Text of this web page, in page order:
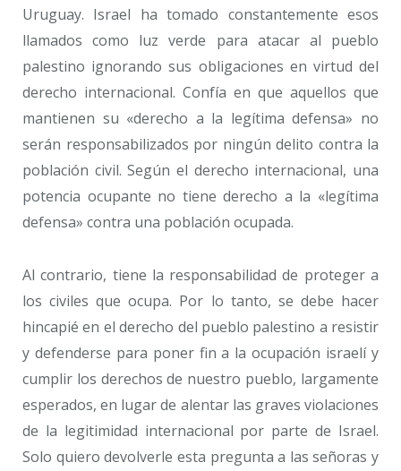
Uruguay. Israel ha tomado constantemente esos
llamados como luz verde para atacar al pueblo
palestino ignorando sus obligaciones en virtud del
derecho internacional. Confía en que aquellos que
mantienen su «derecho a la legítima defensa» no
serán responsabilizados por ningún delito contra la
población civil. Según el derecho internacional, una
potencia ocupante no tiene derecho a la «legítima
defensa» contra una población ocupada.
Al contrario, tiene la responsabilidad de proteger a
los civiles que ocupa. Por lo tanto, se debe hacer
hincapié en el derecho del pueblo palestino a resistir
y defenderse para poner fin a la ocupación israelí y
cumplir los derechos de nuestro pueblo, largamente
esperados, en lugar de alentar las graves violaciones
de la legitimidad internacional por parte de Israel.
Solo quiero devolverle esta pregunta a las señoras y